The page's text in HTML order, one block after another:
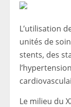
L’utilisation
unités de
stents, des
Le milieu du